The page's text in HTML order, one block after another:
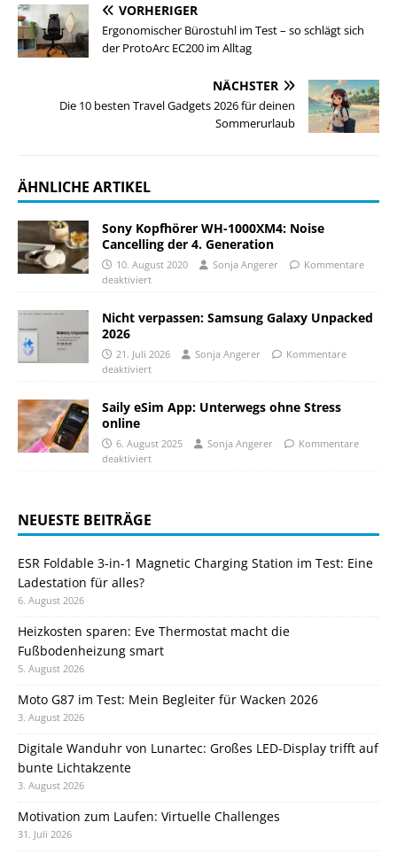
VORHERIGER
Ergonomischer Bürostuhl im Test – so schlägt sich
der ProtoArc EC200 im Alltag
NÄCHSTER
Die 10 besten Travel Gadgets 2026 für deinen
Sommerurlaub
ÄHNLICHE ARTIKEL
Sony Kopfhörer WH-1000XM4: Noise
Cancelling der 4. Generation
10. August 2020 Sonja Angerer
Kommentare
deaktiviert
Nicht verpassen: Samsung Galaxy Unpacked
2026
21. Juli 2026 Sonja Angerer
Kommentare
deaktiviert
Saily eSim App: Unterwegs ohne Stress
online
6. August 2025 Sonja Angerer
Kommentare
deaktiviert
NEUESTE BEITRÄGE
ESR Foldable 3-in-1 Magnetic Charging Station im Test: Eine
Ladestation für alles?
6. August 2026
Heizkosten sparen: Eve Thermostat macht die
Fußbodenheizung smart
5. August 2026
Moto G87 im Test: Mein Begleiter für Wacken 2026
3. August 2026
Digitale Wanduhr von Lunartec: Großes LED-Display trifft auf
bunte Lichtakzente
3. August 2026
Motivation zum Laufen: Virtuelle Challenges
31. Juli 2026